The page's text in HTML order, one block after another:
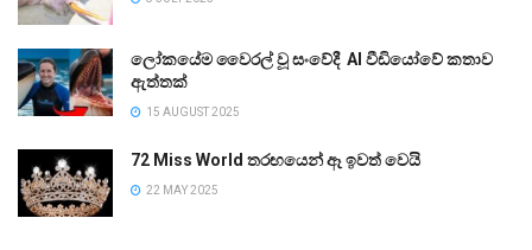
ලෝකයේම වෛරල් වූ සංවේදී AI වීඩියෝවේ කතාව
ඇත්තක්
15 AUGUST 2025
72 Miss World තරඟයෙන් ඈ ඉවත් වෙයි
22 MAY 2025